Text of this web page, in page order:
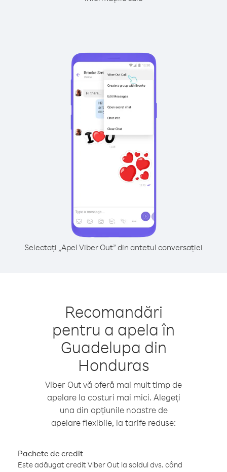
Selectați „Apel Viber Out” din antetul conversației
Recomandări
pentru a apela în
Guadelupa din
Honduras
Viber Out vă oferă mai mult timp de
apelare la costuri mai mici. Alegeți
una din opțiunile noastre de
apelare flexibile, la tarife reduse:
Pachete de credit
Este adăugat credit Viber Out la soldul dvs. când